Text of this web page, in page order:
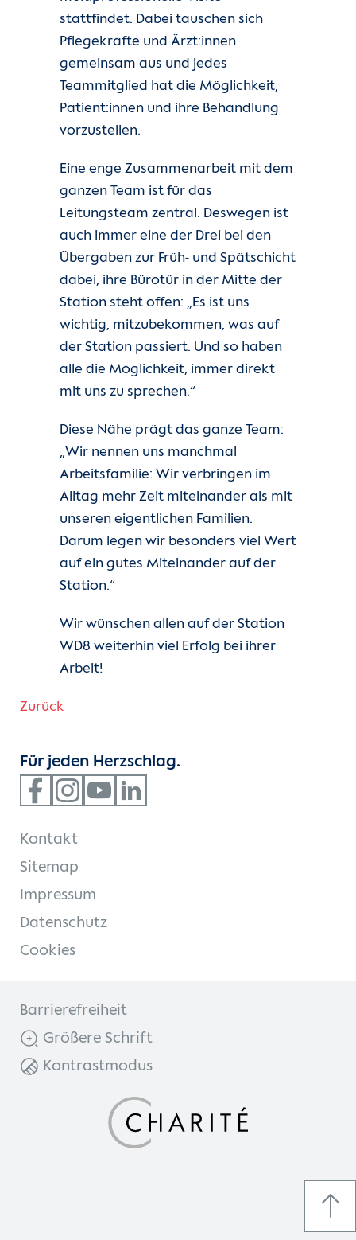
stattfindet. Dabei tauschen sich
Pflegekräfte und Ärzt:innen
gemeinsam aus und jedes
Teammitglied hat die Möglichkeit,
Patient:innen und ihre Behandlung
vorzustellen.
Eine enge Zusammenarbeit mit dem
ganzen Team ist für das
Leitungsteam zentral. Deswegen ist
auch immer eine der Drei bei den
Übergaben zur Früh- und Spätschicht
dabei, ihre Bürotür in der Mitte der
Station steht offen: „Es ist uns
wichtig, mitzubekommen, was auf
der Station passiert. Und so haben
alle die Möglichkeit, immer direkt
mit uns zu sprechen.“
Diese Nähe prägt das ganze Team:
„Wir nennen uns manchmal
Arbeitsfamilie: Wir verbringen im
Alltag mehr Zeit miteinander als mit
unseren eigentlichen Familien.
Darum legen wir besonders viel Wert
auf ein gutes Miteinander auf der
Station.“
Wir wünschen allen auf der Station
WD8 weiterhin viel Erfolg bei ihrer
Arbeit!
Zurück
Für jeden Herzschlag.
Kontakt
Sitemap
Impressum
Datenschutz
Cookies
Barrierefreiheit
Größere Schrift
Kontrastmodus